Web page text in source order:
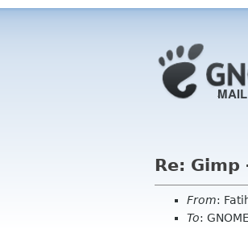
Re: Gimp
From:
To: